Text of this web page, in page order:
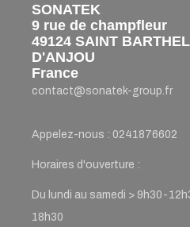
SONATEK
9 rue de champfleur
49124 SAINT
D'ANJOU
France
contact@sonatek-group.fr
Appelez-nous : 0241876602
Horaires d'ouverture :
Du lundi au samedi > 9h30-
18h30